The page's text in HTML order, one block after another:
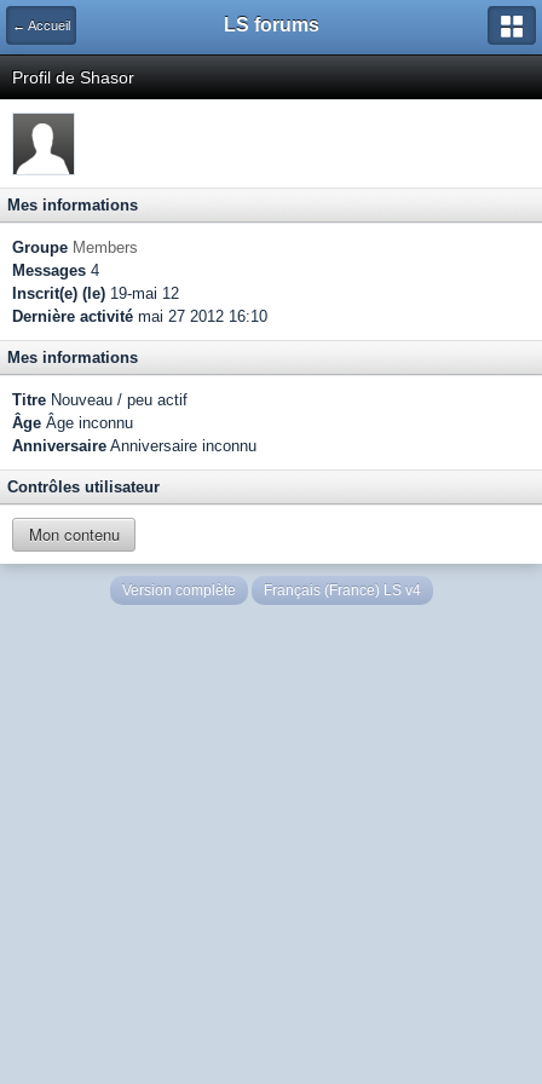
← Accueil LS forums
Profil de Shasor
Mes informations
Groupe Members
Messages 4
Inscrit(e) (le) 19-mai 12
Dernière activité mai 27 2012 16:10
Mes informations
Titre Nouveau / peu actif
Âge Âge inconnu
Anniversaire Anniversaire inconnu
Contrôles utilisateur
Mon contenu
Version complète Français (France) LS v4